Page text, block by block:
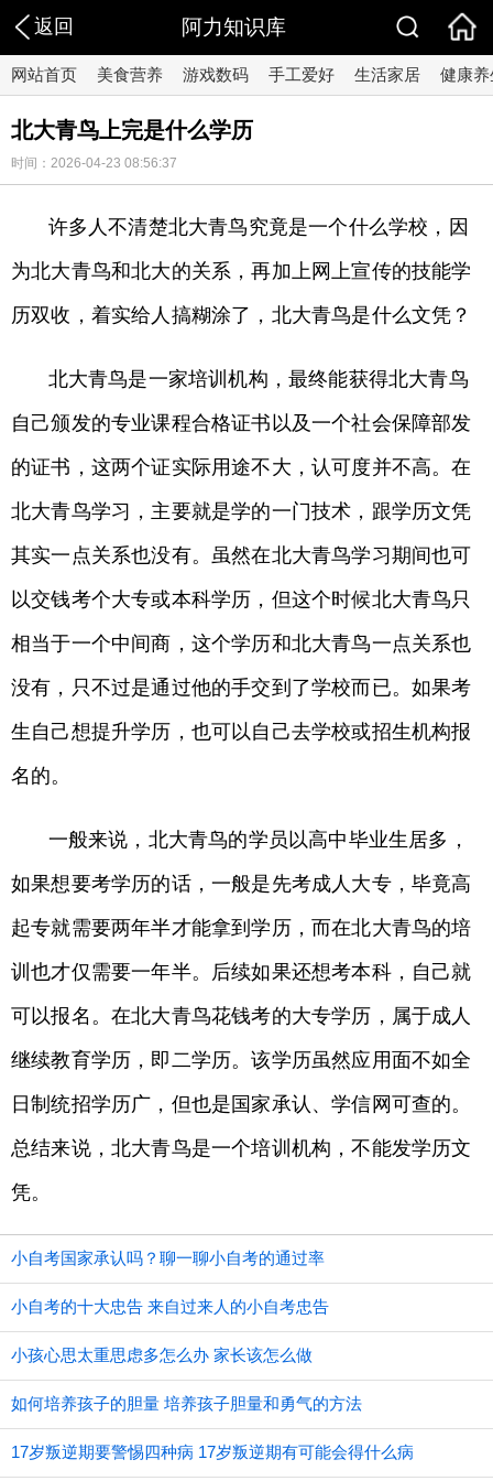
返回 阿力知识库
网站首页 美食营养 游戏数码 手工爱好 生活家居 健康养
北大青鸟上完是什么学历
时间：2026-04-23 08:56:37
许多人不清楚北大青鸟究竟是一个什么学校，因
为北大青鸟和北大的关系，再加上网上宣传的技能学
历双收，着实给人搞糊涂了，北大青鸟是什么文凭？
北大青鸟是一家培训机构，最终能获得北大青鸟
自己颁发的专业课程合格证书以及一个社会保障部发
的证书，这两个证实际用途不大，认可度并不高。在
北大青鸟学习，主要就是学的一门技术，跟学历文凭
其实一点关系也没有。虽然在北大青鸟学习期间也可
以交钱考个大专或本科学历，但这个时候北大青鸟只
相当于一个中间商，这个学历和北大青鸟一点关系也
没有，只不过是通过他的手交到了学校而已。如果考
生自己想提升学历，也可以自己去学校或招生机构报
名的。
一般来说，北大青鸟的学员以高中毕业生居多，
如果想要考学历的话，一般是先考成人大专，毕竟高
起专就需要两年半才能拿到学历，而在北大青鸟的培
训也才仅需要一年半。后续如果还想考本科，自己就
可以报名。在北大青鸟花钱考的大专学历，属于成人
继续教育学历，即二学历。该学历虽然应用面不如全
日制统招学历广，但也是国家承认、学信网可查的。
总结来说，北大青鸟是一个培训机构，不能发学历文
凭。
小自考国家承认吗？聊一聊小自考的通过率
小自考的十大忠告 来自过来人的小自考忠告
小孩心思太重思虑多怎么办 家长该怎么做
如何培养孩子的胆量 培养孩子胆量和勇气的方法
17岁叛逆期要警惕四种病 17岁叛逆期有可能会得什么病